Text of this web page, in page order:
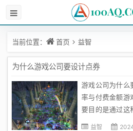
当前位置： 首页 益智
为什么游戏公司要设计点券
游戏公司为什么
率与付费金额游
要目的是通过这
入更多的时间
益智